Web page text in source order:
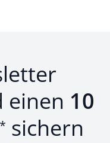
einen 10
sichern